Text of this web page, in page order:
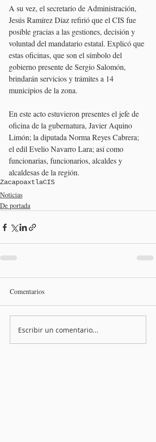
A su vez, el secretario de Administración,
Jesús Ramírez Díaz refirió que el CIS fue
posible gracias a las gestiones, decisión y
voluntad del mandatario estatal. Explicó que
estas oficinas, que son el símbolo del
gobierno presente de Sergio Salomón,
brindarán servicios y trámites a 14
municipios de la zona.
En este acto estuvieron presentes el jefe de
oficina de la gubernatura, Javier Aquino
Limón; la diputada Norma Reyes Cabrera;
el edil Evelio Navarro Lara; así como
funcionarias, funcionarios, alcaldes y
alcaldesas de la región.
ZacapoaxtlaCIS
Noticias
De portada
Comentarios
Escribir un comentario...